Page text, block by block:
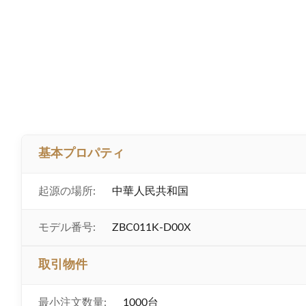
基本プロパティ
起源の場所: 中華人民共和国
モデル番号: ZBC011K-D00X
取引物件
最小注文数量: 1000台